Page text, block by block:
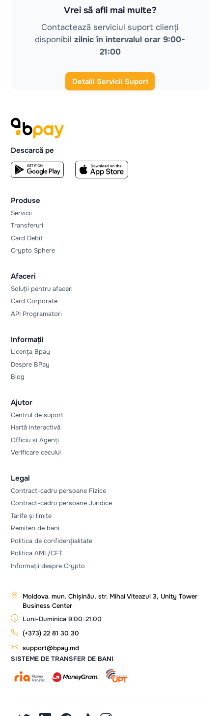
Vrei să afli mai multe?
Contactează serviciul suport clienți
disponibil zilnic în intervalul orar 9:00-
21:00
Detalii Servicii Suport
Descarcă pe
Produse
Servicii
Transferuri
Card Debit
Crypto Sphere
Afaceri
Soluții pentru afaceri
Card Corporate
API Programatori
Informații
Licența Bpay
Despre BPay
Blog
Ajutor
Centrul de suport
Hartă interactivă
Officiu și Agenți
Verificare cecului
Legal
Contract-cadru persoane Fizice
Contract-cadru persoane Juridice
Tarife și limite
Remiteri de bani
Politica de confidențialitate
Politica AML/CFT
Informații despre Crypto
Moldova. mun. Chișinău, str. Mihai Viteazul 3, Unity Tower
Business Center
Luni-Duminica 9:00-21:00
(+373) 22 81 30 30
support@bpay.md
SISTEME DE TRANSFER DE BANI